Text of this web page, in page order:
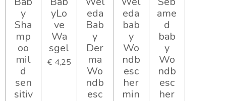
y
Sha
mp
oo
mil
d
sen
sitiv
yLo
ve
Wa
sgel
€ 4,25
eda
Bab
y
Der
ma
Wo
ndb
esc
eda
bab
y
Wo
ndb
esc
her
min
ame
d
bab
y
Wo
ndb
esc
her